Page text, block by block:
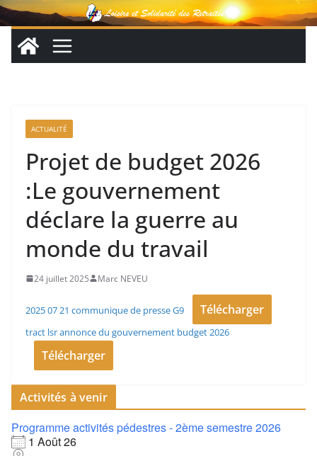
Passer
au
contenu
ACTUALITÉ
Projet de budget 2026
:Le gouvernement
déclare la guerre au
monde du travail
24 juillet 2025 Marc NEVEU
2025 07 21 communique de presse G9 Télécharger
tract lsr annonce du gouvernement budget 2026
Télécharger
Activités à venir
Programme activités pédestres - 2ème semestre 2026
1 Août 26